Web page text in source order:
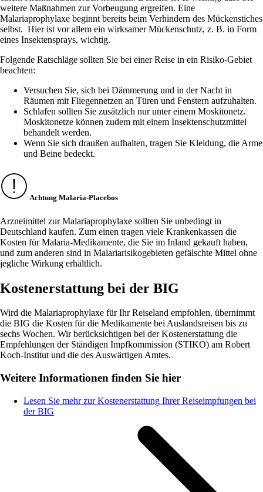
weitere Maßnahmen zur Vorbeugung ergreifen. Eine
Malariaprophylaxe beginnt bereits beim Verhindern des Mückenstiches
selbst. Hier ist vor allem ein wirksamer Mückenschutz, z. B. in Form
eines Insektensprays, wichtig.
Folgende Ratschläge sollten Sie bei einer Reise in ein Risiko-Gebiet
beachten:
Versuchen Sie, sich bei Dämmerung und in der Nacht in
Räumen mit Fliegennetzen an Türen und Fenstern aufzuhalten.
Schlafen sollten Sie zusätzlich nur unter einem Moskitonetz.
Moskitonetze können zudem mit einem Insektenschutzmittel
behandelt werden.
Wenn Sie sich draußen aufhalten, tragen Sie Kleidung, die Arme
und Beine bedeckt.
Achtung Malaria-Placebos
Arzneimittel zur Malariaprophylaxe sollten Sie unbedingt in
Deutschland kaufen. Zum einen tragen viele Krankenkassen die
Kosten für Malaria-Medikamente, die Sie im Inland gekauft haben,
und zum anderen sind in Malariarisikogebieten gefälschte Mittel ohne
jegliche Wirkung erhältlich.
Kostenerstattung bei der BIG
Wird die Malariaprophylaxe für Ihr Reiseland empfohlen, übernimmt
die BIG die Kosten für die Medikamente bei Auslandsreisen bis zu
sechs Wochen. Wir berücksichtigen bei der Kostenerstattung die
Empfehlungen der Ständigen Impfkommission (STIKO) am Robert
Koch-Institut und die des Auswärtigen Amtes.
Weitere Informationen finden Sie hier
Lesen Sie mehr zur Kostenerstattung Ihrer Reiseimpfungen bei
der BIG